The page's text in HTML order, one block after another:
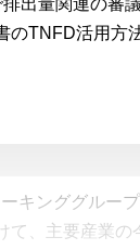
使途（適格事業
、第24～26回
排出量開示
ープ総量の100
出量関連の審
のTNFD活用方
キンググルー
て、主要産業の